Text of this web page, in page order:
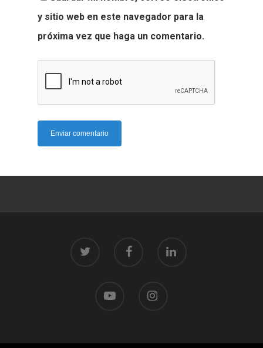
y sitio web en este navegador para la
próxima vez que haga un comentario.